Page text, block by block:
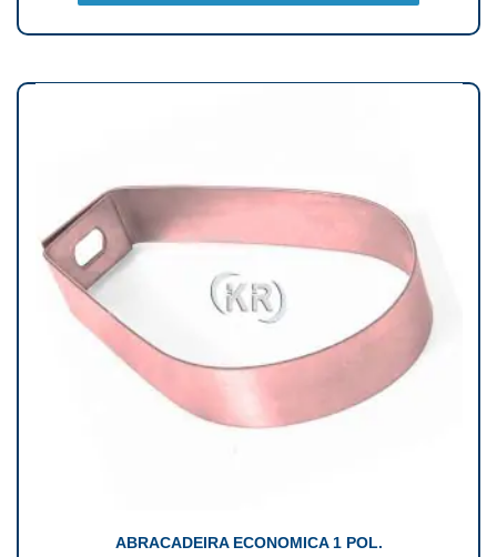
ABRACADEIRA ECONOMICA 1 POL.